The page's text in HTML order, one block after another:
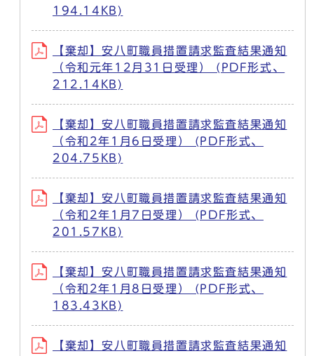
194.14KB)
【棄却】安八町職員措置請求監査結果通知
（令和元年12月31日受理） (PDF形式、
212.14KB)
【棄却】安八町職員措置請求監査結果通知
（令和2年1月6日受理） (PDF形式、
204.75KB)
【棄却】安八町職員措置請求監査結果通知
（令和2年1月7日受理） (PDF形式、
201.57KB)
【棄却】安八町職員措置請求監査結果通知
（令和2年1月8日受理） (PDF形式、
183.43KB)
【棄却】安八町職員措置請求監査結果通知